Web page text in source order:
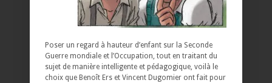
Poser un regard à hauteur d’enfant sur la Seconde
Guerre mondiale et l’Occupation, tout en traitant du
sujet de manière intelligente et pédagogique, voilà le
choix que Benoît Ers et Vincent Dugomier ont fait pour